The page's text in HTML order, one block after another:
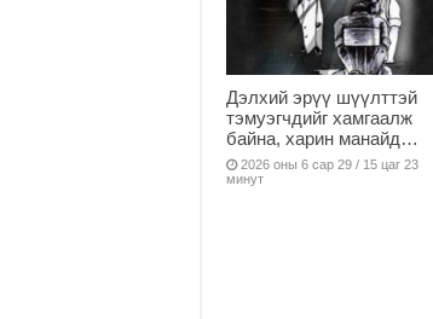
Дэлхий эрүү шүүлттэй
тэмуэгчдийг хамгаалж
байна, харин манайд…
2026 оны 6 сар 29 / 15 цаг 23
минут